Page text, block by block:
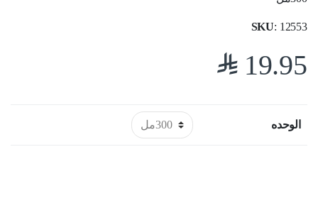
SKU: 12553
19.95
$
الوحده